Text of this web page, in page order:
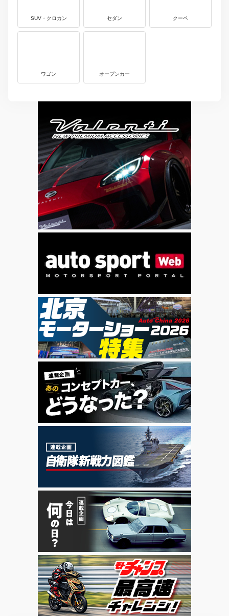
SUV・クロカン セダン クーペ
ワゴン オープンカー